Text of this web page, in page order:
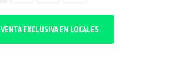
VENTA EXCLUSIVA EN LOCALES